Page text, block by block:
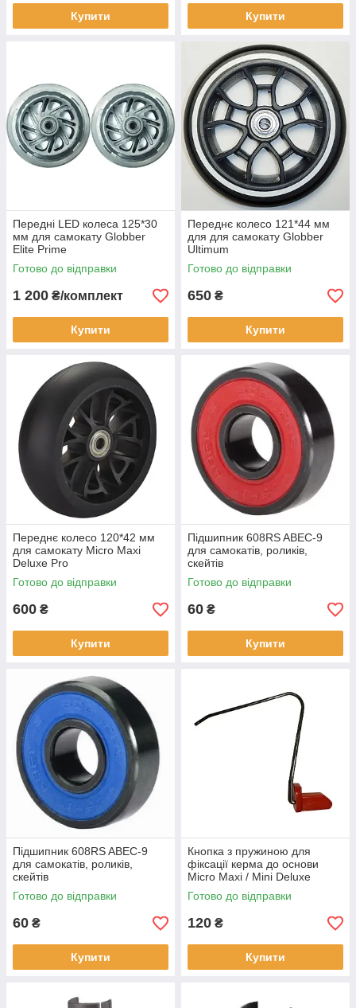
Купити Купити
Передні LED колеса 125*30
мм для самокату Globber
Elite Prime
Готово до відправки
1 200 ₴/комплект
Купити
Переднє колесо 121*44 мм
для для самокату Globber
Ultimum
Готово до відправки
650 ₴
Купити
Переднє колесо 120*42 мм
для самокату Micro Maxi
Deluxe Pro
Готово до відправки
600 ₴
Купити
Підшипник 608RS ABEC-9
для самокатів, роликів,
скейтів
Готово до відправки
60 ₴
Купити
Підшипник 608RS ABEC-9
для самокатів, роликів,
скейтів
Готово до відправки
60 ₴
Купити
Кнопка з пружиною для
фіксації керма до основи
Micro Maxi / Mini Deluxe
Готово до відправки
120 ₴
Купити